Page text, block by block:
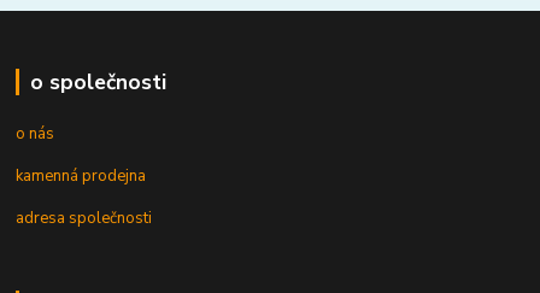
o společnosti
o nás
kamenná prodejna
adresa společnosti